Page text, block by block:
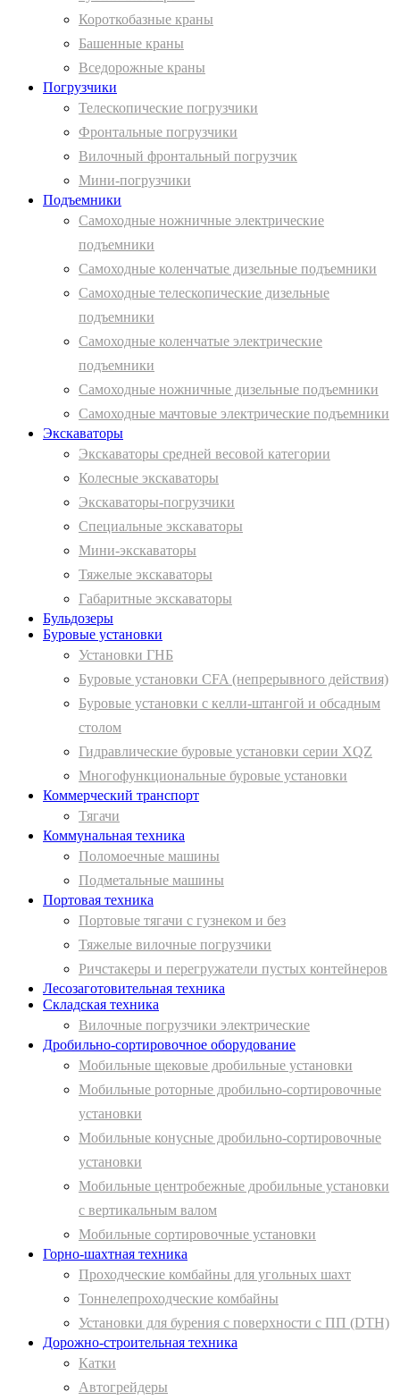
Короткобазные краны
Башенные краны
Вcедорожные краны
Погрузчики
Телескопические погрузчики
Фронтальные погрузчики
Вилочный фронтальный погрузчик
Мини-погрузчики
Подъемники
Самоходные ножничные электрические
подъемники
Самоходные коленчатые дизельные подъемники
Самоходные телескопические дизельные
подъемники
Самоходные коленчатые электрические
подъемники
Самоходные ножничные дизельные подъемники
Самоходные мачтовые электрические подъемники
Экскаваторы
Экскаваторы средней весовой категории
Колесные экскаваторы
Экскаваторы-погрузчики
Специальные экскаваторы
Мини-экскаваторы
Тяжелые экскаваторы
Габаритные экскаваторы
Бульдозеры
Буровые установки
Установки ГНБ
Буровые установки CFA (непрерывного действия)
Буровые установки с келли-штангой и обсадным
столом
Гидравлические буровые установки серии XQZ
Многофункциональные буровые установки
Коммерческий транспорт
Тягачи
Коммунальная техника
Поломоечные машины
Подметальные машины
Портовая техника
Портовые тягачи с гузнеком и без
Тяжелые вилочные погрузчики
Ричстакеры и перегружатели пустых контейнеров
Лесозаготовительная техника
Складская техника
Вилочные погрузчики электрические
Дробильно-сортировочное оборудование
Мобильные щековые дробильные установки
Мобильные роторные дробильно-сортировочные
установки
Мобильные конусные дробильно-сортировочные
установки
Мобильные центробежные дробильные установки
с вертикальным валом
Мобильные сортировочные установки
Горно-шахтная техника
Проходческие комбайны для угольных шахт
Тоннелепроходческие комбайны
Установки для бурения с поверхности с ПП (DTH)
Дорожно-строительная техника
Катки
Автогрейдеры